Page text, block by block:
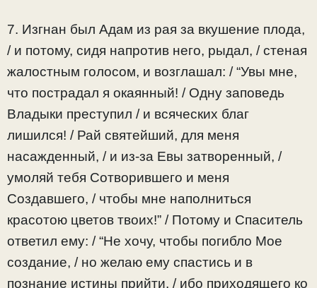
7. Изгнан был Адам из рая за вкушение плода,
/ и потому, сидя напротив него, рыдал, / стеная
жалостным голосом, и возглашал: / “Увы мне,
что пострадал я окаянный! / Одну заповедь
Владыки преступил / и всяческих благ
лишился! / Рай святейший, для меня
насажденный, / и из-за Евы затворенный, /
умоляй тебя Сотворившего и меня
Создавшего, / чтобы мне наполниться
красотою цветов твоих!” / Потому и Спаситель
ответил ему: / “Не хочу, чтобы погибло Мое
создание, / но желаю ему спастись и в
познание истины прийти, / ибо приходящего ко